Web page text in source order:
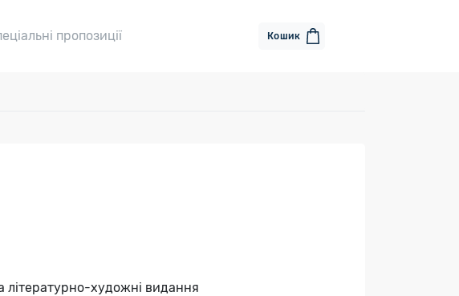
пропозиції Кошик
літературно-художні видання